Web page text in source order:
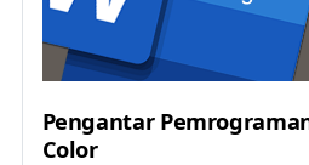
Pengantar
Color